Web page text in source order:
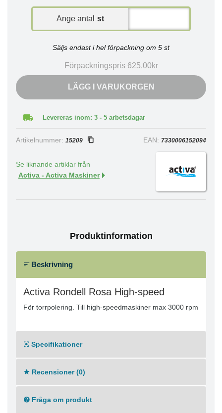
Ange antal st
Säljs endast i hel förpackning om 5 st
Förpackningspris 625,00kr
LÄGG I VARUKORGEN
Levereras inom: 3 - 5 arbetsdagar
Artikelnummer: 15209 EAN: 7330006152094
Se liknande artiklar från
Activa - Activa Maskiner
Produktinformation
Beskrivning
Activa Rondell Rosa High-speed
För torrpolering. Till high-speedmaskiner max 3000 rpm
Specifikationer
Recensioner (0)
Fråga om produkt